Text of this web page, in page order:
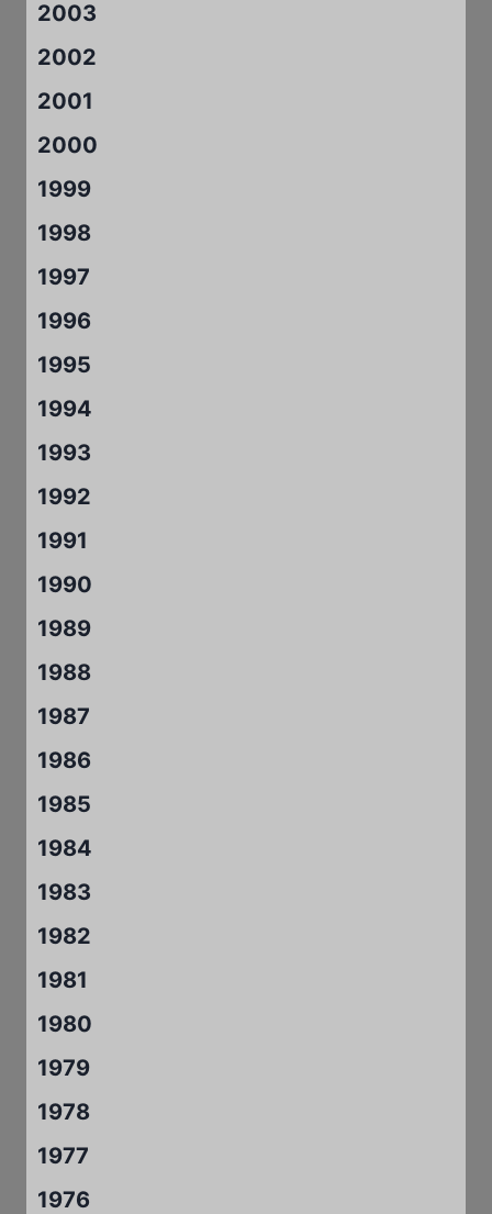
2003
2002
2001
2000
1999
1998
1997
1996
1995
1994
1993
1992
1991
1990
1989
1988
1987
1986
1985
1984
1983
1982
1981
1980
1979
1978
1977
1976